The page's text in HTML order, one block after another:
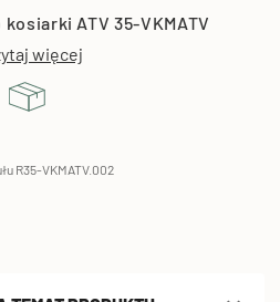
kosiarki ATV 35-VKMATV
więcej
R35-VKMATV.002